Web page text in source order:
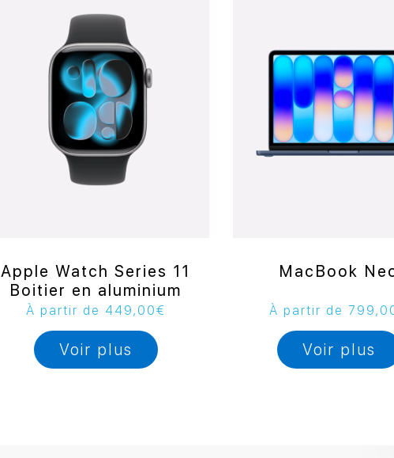
Apple Watch Series 11
Boitier en aluminium
À partir de 449,00€
Voir plus
MacBook
À partir de
Voir plus